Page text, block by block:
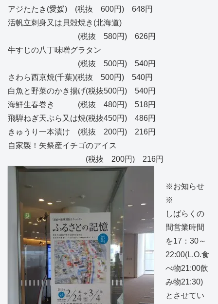
アジたたき(愛媛) (税抜 600円) 648円
活帆立刺身又は貝殻焼き(北海道)
(税抜 580円) 626円
牛すじの八丁味噌グラタン
(税抜 500円) 540円
さわら西京焼(千葉)(税抜 500円) 540円
白魚と野菜のかき揚げ(税抜500円) 540円
海鮮生春巻き (税抜 480円) 518円
飛騨ねぎ天ぷら又は焼(税抜450円) 486円
きゅうり一本漬け (税抜 200円) 216円
自家製！矢祭産イチゴのアイス
(税抜 200円) 216円
※お知らせ
※
しばらくの
間営業時間
を17：30～
22:00(L.O.食
べ物21:00飲
み物21:30)
とさせてい